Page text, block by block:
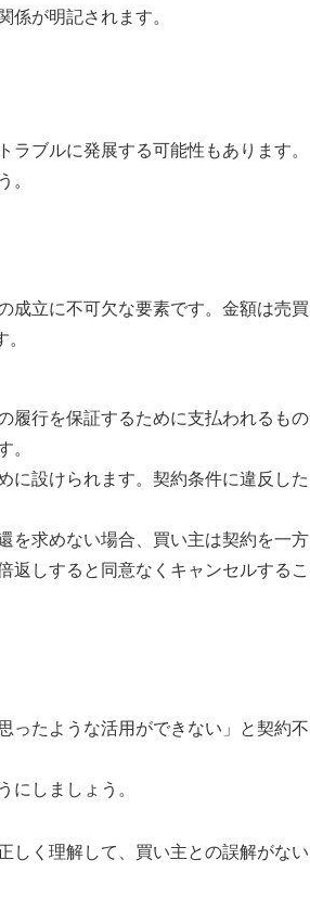
が明記されます。
ブルに発展する可能性もあります。
成立に不可欠な要素です。金額は売買
履行を保証するために支払われるもの
に設けられます。契約条件に違反した
を求めない場合、買い主は契約を一方
返しすると同意なくキャンセルするこ
ったような活用ができない」と契約不
しましょう。
しく理解して、買い主との誤解がない